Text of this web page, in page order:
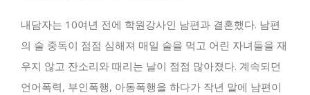
내담자는 10여년 전에 학원강사인 남편과 결혼했다. 남편
의 술 중독이 점점 심해져 매일 술을 먹고 어린 자녀들을 재
우지 않고 잔소리와 때리는 날이 점점 많아졌다. 계속되던
언어폭력, 부인폭행, 아동폭행을 하다가 작년 말에 남편이